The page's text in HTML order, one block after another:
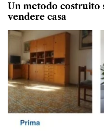
Un metodo costruito
vendere casa